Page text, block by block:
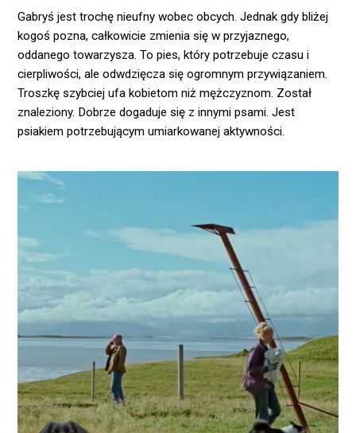
Gabryś jest trochę nieufny wobec obcych. Jednak gdy bliżej
kogoś pozna, całkowicie zmienia się w przyjaznego,
oddanego towarzysza. To pies, który potrzebuje czasu i
cierpliwości, ale odwdzięcza się ogromnym przywiązaniem.
Troszkę szybciej ufa kobietom niż mężczyznom. Został
znaleziony. Dobrze dogaduje się z innymi psami. Jest
psiakiem potrzebującym umiarkowanej aktywności.